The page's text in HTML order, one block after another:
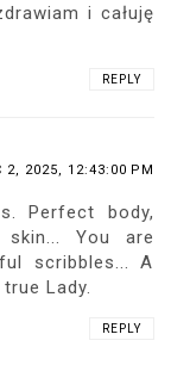
i całuję
REPLY
2, 2025, 12:43:00 PM
Perfect body,
You are
scribbles... A
Lady.
REPLY